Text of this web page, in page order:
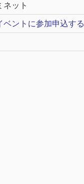
ネット
ベントに参加申込す